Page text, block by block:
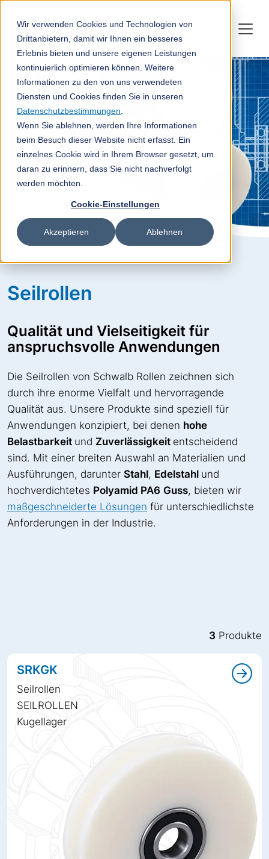
Wir verwenden Cookies und Technologien von
Drittanbietern, damit wir Ihnen ein besseres
Erlebnis bieten und unsere eigenen Leistungen
kontinuierlich optimieren können. Weitere
Informationen zu den von uns verwendeten
Diensten und Cookies finden Sie in unseren
Datenschutzbestimmungen
Wenn Sie ablehnen, werden Ihre Informationen
beim Besuch dieser Website nicht erfasst. Ein
einzelnes Cookie wird in Ihrem Browser gesetzt, um
daran zu erinnern, dass Sie nicht nachverfolgt
werden möchten.
Cookie-Einstellungen
Akzeptieren Ablehnen
Seilrollen
Qualität und Vielseitigkeit für
anspruchsvolle Anwendungen
Die Seilrollen von Schwalb Rollen zeichnen sich
durch ihre enorme Vielfalt und hervorragende
Qualität aus. Unsere Produkte sind speziell für
Anwendungen konzipiert, bei denen hohe
Belastbarkeit und Zuverlässigkeit entscheidend
sind. Mit einer breiten Auswahl an Materialien und
Ausführungen, darunter Stahl, Edelstahl und
hochverdichtetes Polyamid PA6 Guss, bieten wir
maßgeschneiderte Lösungen für unterschiedlichste
Anforderungen in der Industrie.
3 Produkte
SRKGK
Seilrollen
SEILROLLEN
Kugellager